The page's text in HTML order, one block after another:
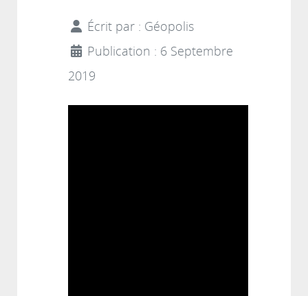
Écrit par : Géopolis
Publication : 6 Septembre
2019